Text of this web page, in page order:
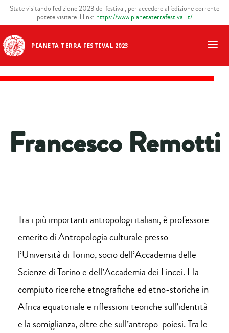
PIANETA TERRA FESTIVAL 2023
State visitando l'edizione 2023 del festival, per accedere all'edizione corrente
potete visitare il link: https://www.pianetaterrafestival.it/
Francesco Remotti
Tra i più importanti antropologi italiani, è professore
emerito di Antropologia culturale presso
l’Università di Torino, socio dell’Accademia delle
Scienze di Torino e dell’Accademia dei Lincei. Ha
compiuto ricerche etnografiche ed etno-storiche in
Africa equatoriale e riflessioni teoriche sull’identità
e la somiglianza, oltre che sull’antropo-poiesi. Tra le